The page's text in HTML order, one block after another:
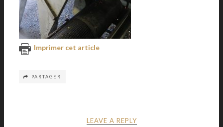
Imprimer cet article
PARTAGER
LEAVE A REPLY